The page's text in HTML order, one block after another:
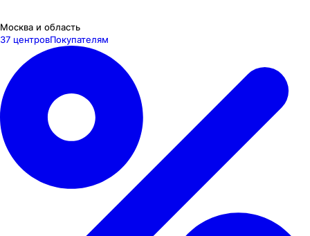
Москва и область
37 центровПокупателям